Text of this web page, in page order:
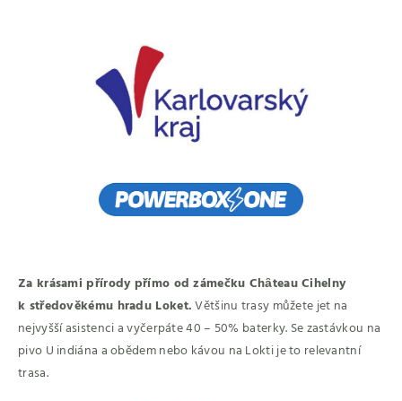
Za krásami přírody přímo od zámečku Chȃteau Cihelny
k středověkému hradu Loket.Většinu trasy můžete jet na
nejvyšší asistenci a vyčerpáte 40 – 50% baterky. Se zastávkou na
pivo U indiána a obědem nebo kávou na Lokti je to relevantní
trasa.